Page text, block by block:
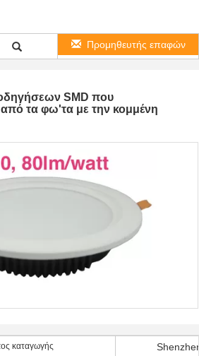
Προμηθευτής επαφών
SMD που
τα φω'τα με την κομμένη
καταγωγής